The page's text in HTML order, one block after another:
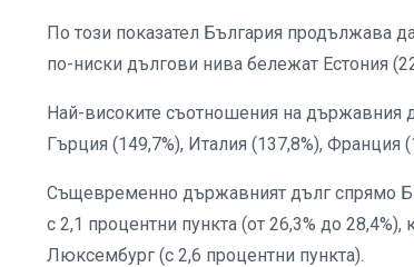
По този показател България продължава
по-ниски дългови нива бележат Естония
Най-високите съотношения на държавния
Гърция (149,7%), Италия (137,8%), Франция
Същевременно държавният дълг спрямо
с 2,1 процентни пункта (от 26,3% до
Люксембург (с 2,6 процентни пункта).